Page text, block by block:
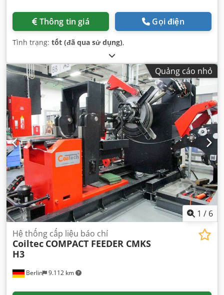
Thông tin giá Gọi điện
Tình trạng: tốt (đã qua sử dụng),
Quảng cáo nhỏ
1 / 6
Berlin 9.112 km
Hệ thống cấp liệu báo chí
Coiltec COMPACT FEEDER CMKS
H3